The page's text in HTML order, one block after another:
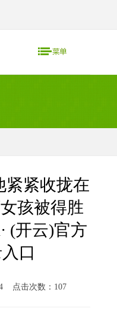
紧紧收拢在
孩被得胜
(开云)官方
口
点击次数：107